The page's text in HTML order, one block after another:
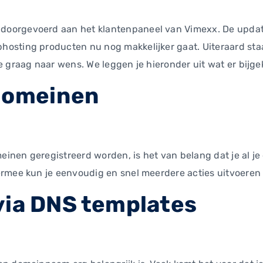
aan het klantenpaneel van Vimexx. De
producten nu nog makkelijker gaat. Uiteraard
naar wens. We leggen je hieronder uit wat er
geregistreerd worden, is het van belang dat je al
kun je eenvoudig en snel meerdere acties
DNS templates